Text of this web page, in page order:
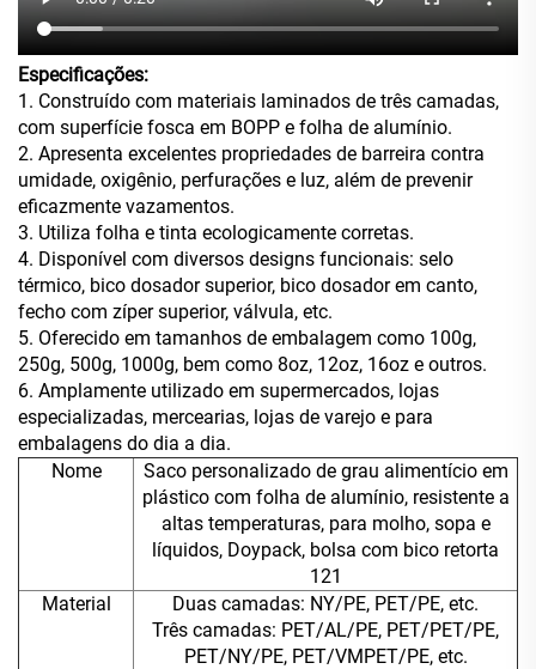
Especificações:
1. Construído com materiais laminados de três camadas,
com superfície fosca em BOPP e folha de alumínio.
2. Apresenta excelentes propriedades de barreira contra
umidade, oxigênio, perfurações e luz, além de prevenir
eficazmente vazamentos.
3. Utiliza folha e tinta ecologicamente corretas.
4. Disponível com diversos designs funcionais: selo
térmico, bico dosador superior, bico dosador em canto,
fecho com zíper superior, válvula, etc.
5. Oferecido em tamanhos de embalagem como 100g,
250g, 500g, 1000g, bem como 8oz, 12oz, 16oz e outros.
6. Amplamente utilizado em supermercados, lojas
especializadas, mercearias, lojas de varejo e para
embalagens do dia a dia.
Nome
Saco personalizado de grau alimentício em
plástico com folha de alumínio, resistente a
altas temperaturas, para molho, sopa e
líquidos, Doypack, bolsa com bico retorta
121
Material
Duas camadas: NY/PE, PET/PE, etc.
Três camadas: PET/AL/PE, PET/PET/PE,
PET/NY/PE, PET/VMPET/PE, etc.